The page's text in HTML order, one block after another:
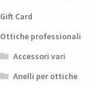
Gift Card
Ottiche professionali
Accessori vari
Anelli per ottiche